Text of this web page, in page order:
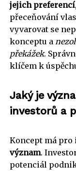
jejich preferencí
přeceňování
vyvarovat se
konceptu a
překážek.
klíčem k
Jaký je
investorů a
Koncept má
význam.
potenciál